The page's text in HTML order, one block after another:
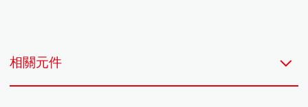
相關元件